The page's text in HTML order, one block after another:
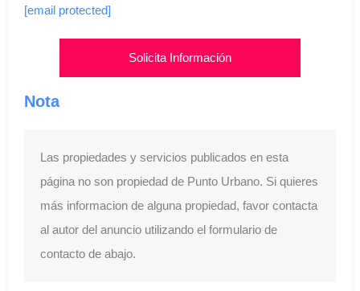
[email protected]
Solicita Información
Nota
Las propiedades y servicios publicados en esta
página no son propiedad de Punto Urbano. Si quieres
más informacion de alguna propiedad, favor contacta
al autor del anuncio utilizando el formulario de
contacto de abajo.